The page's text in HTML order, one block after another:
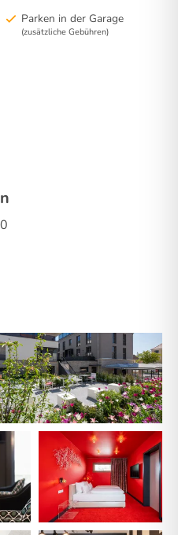
Parken in der Garage
(zusätzliche Gebühren)